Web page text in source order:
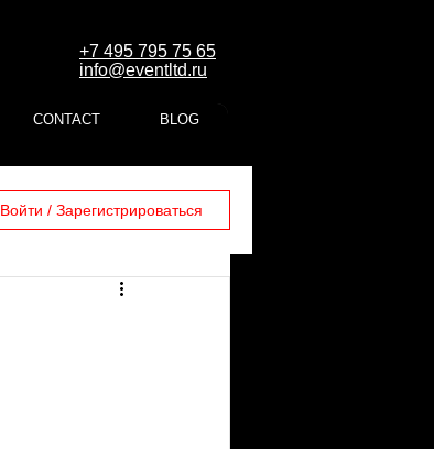
Войти / Зарегистрироваться
+7 495 795 75 65
info@eventltd.ru
CONTACT BLOG